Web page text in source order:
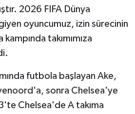
2026 FIFA Dünya
oyuncumuz, izin sürecinin
takımımıza
futbola başlayan Ake,
sonra Chelsea'ye
Chelsea'de A takıma